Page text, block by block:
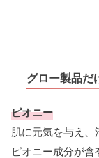
グロー製品だ
ピオニー
肌に元気を与え、
ピオニー成分が含